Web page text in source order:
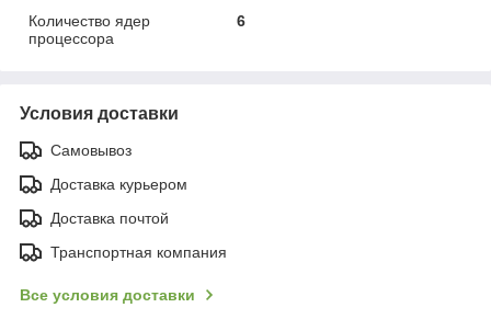
Количество ядер
процессора
6
Условия доставки
Самовывоз
Доставка курьером
Доставка почтой
Транспортная компания
Все условия доставки